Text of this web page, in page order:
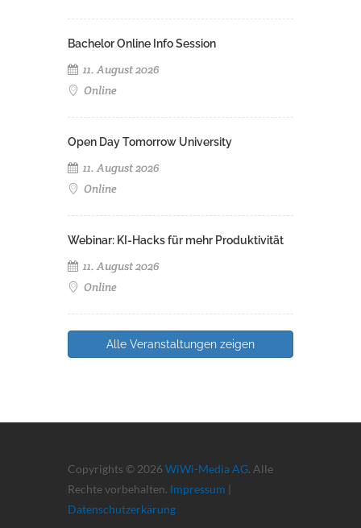
Bachelor Online Info Session
11. August 2026
Online
Open Day Tomorrow University
11. August 2026
Online
Webinar: KI-Hacks für mehr Produktivität
11. August 2026
Online
Alle Veranstaltungen zeigen
Copyrights © 2026 WiWi-Media AG. Alle
Rechte vorbehalten. Impressum |
Datenschutzerkärung